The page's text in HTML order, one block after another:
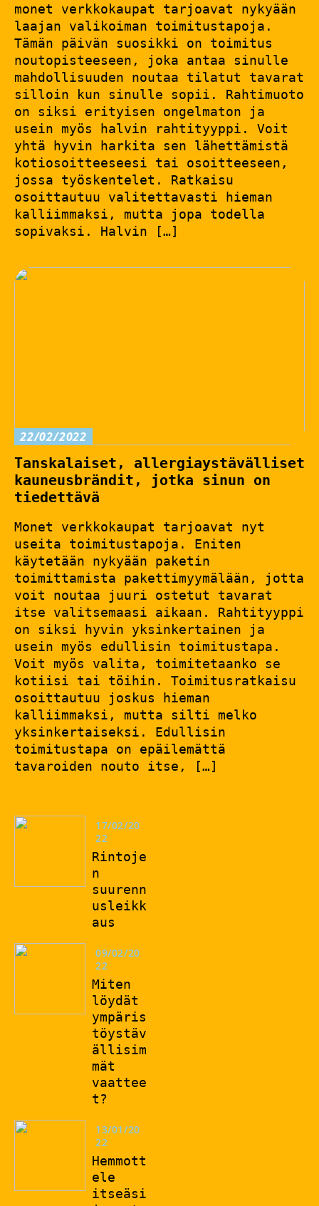
monet verkkokaupat tarjoavat nykyään
laajan valikoiman toimitustapoja.
Tämän päivän suosikki on toimitus
noutopisteeseen, joka antaa sinulle
mahdollisuuden noutaa tilatut tavarat
silloin kun sinulle sopii. Rahtimuoto
on siksi erityisen ongelmaton ja
usein myös halvin rahtityyppi. Voit
yhtä hyvin harkita sen lähettämistä
kotiosoitteeseesi tai osoitteeseen,
jossa työskentelet. Ratkaisu
osoittautuu valitettavasti hieman
kalliimmaksi, mutta jopa todella
sopivaksi. Halvin […]
22/02/2022
Tanskalaiset, allergiaystävälliset
kauneusbrändit, jotka sinun on
tiedettävä
Monet verkkokaupat tarjoavat nyt
useita toimitustapoja. Eniten
käytetään nykyään paketin
toimittamista pakettimyymälään, jotta
voit noutaa juuri ostetut tavarat
itse valitsemaasi aikaan. Rahtityyppi
on siksi hyvin yksinkertainen ja
usein myös edullisin toimitustapa.
Voit myös valita, toimitetaanko se
kotiisi tai töihin. Toimitusratkaisu
osoittautuu joskus hieman
kalliimmaksi, mutta silti melko
yksinkertaiseksi. Edullisin
toimitustapa on epäilemättä
tavaroiden nouto itse, […]
17/02/20
22
Rintoje
n
suurenn
usleikk
aus
09/02/20
22
Miten
löydät
ympäris
töystäv
ällisim
mät
vaattee
t?
13/01/20
22
Hemmott
ele
itseäsi